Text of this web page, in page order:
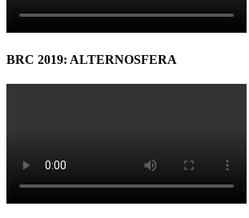
BRC 2019: ALTERNOSFERA